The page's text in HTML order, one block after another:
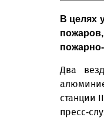
В целях
Два
станции
пресс-